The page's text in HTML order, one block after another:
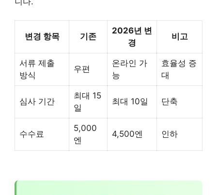
변경 항목 기존
2026년 변
경
비고
서류 제출
방식
우편
온라인 가
능
효율성 증
대
심사 기간
최대 15
일
최대 10일 단축
수수료
5,000
엔
4,500엔 인하